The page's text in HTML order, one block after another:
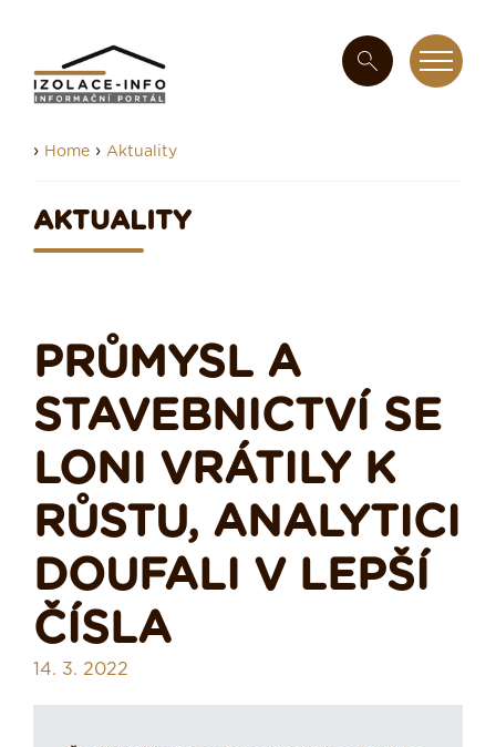
› Home › Aktuality
AKTUALITY
PRŮMYSL A
STAVEBNICTVÍ SE
LONI VRÁTILY K
RŮSTU, ANALYTICI
DOUFALI V LEPŠÍ
ČÍSLA
14. 3. 2022